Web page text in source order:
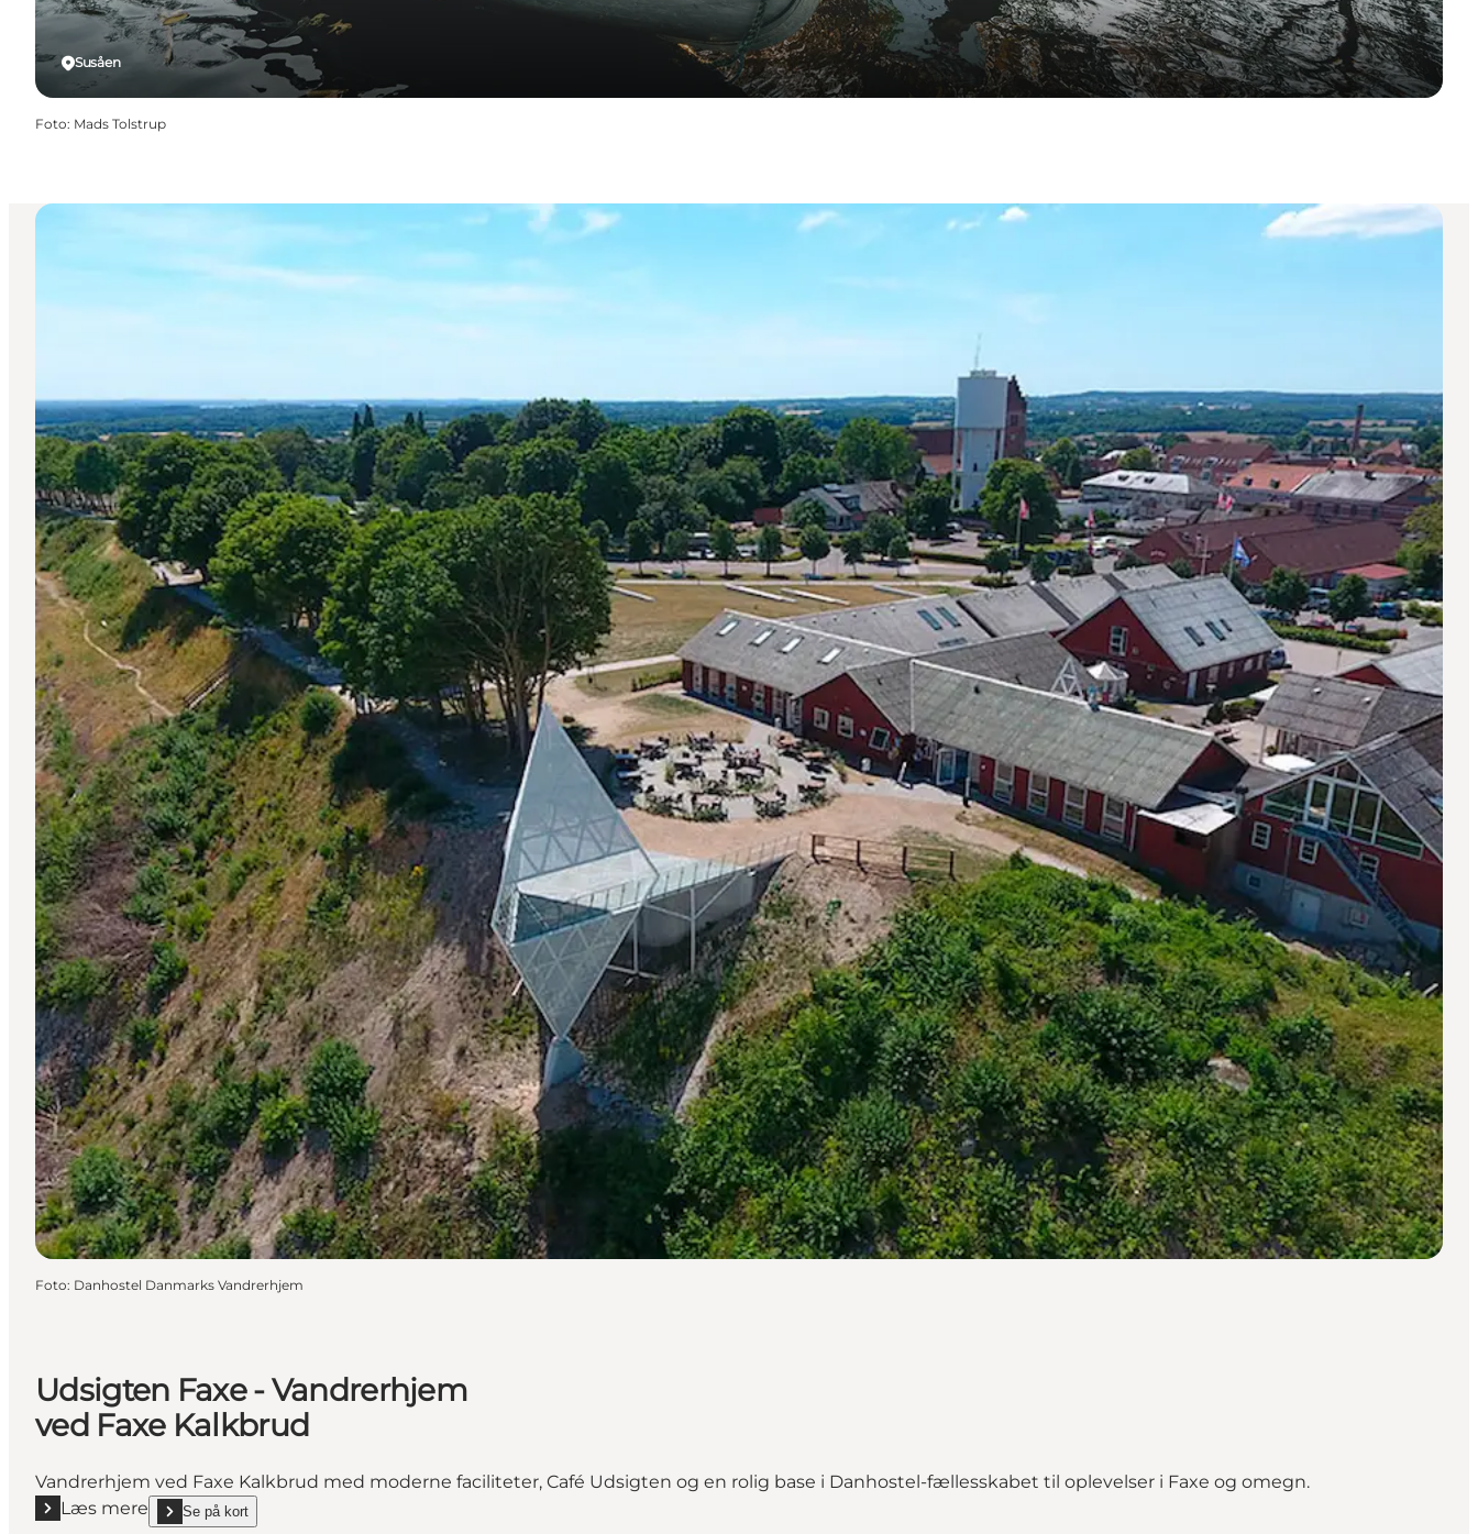
Susåen
Foto: Mads Tolstrup
Foto: Danhostel Danmarks Vandrerhjem
Udsigten Faxe - Vandrerhjem
ved Faxe Kalkbrud
Vandrerhjem ved Faxe Kalkbrud med moderne faciliteter, Café Udsigten og en rolig base i Danhostel-fællesskabet til oplevelser i Faxe og omegn.
Læs mere
Læs mere "Udsigten Faxe - Vandrerhjem ved Faxe Kalkbrud"
Se på kort
show Udsigten Faxe - Vandrerhjem ved Faxe Kalkbrud on_map